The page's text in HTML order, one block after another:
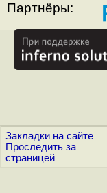
Партнёры:
Закладки на сайте
Проследить за
страницей